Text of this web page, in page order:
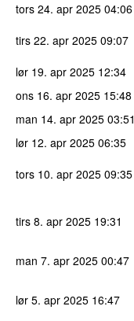
tors 24. apr 2025 04:06
tirs 22. apr 2025 09:07
lør 19. apr 2025 12:34
ons 16. apr 2025 15:48
man 14. apr 2025 03:51
lør 12. apr 2025 06:35
tors 10. apr 2025 09:35
tirs 8. apr 2025 19:31
man 7. apr 2025 00:47
lør 5. apr 2025 16:47